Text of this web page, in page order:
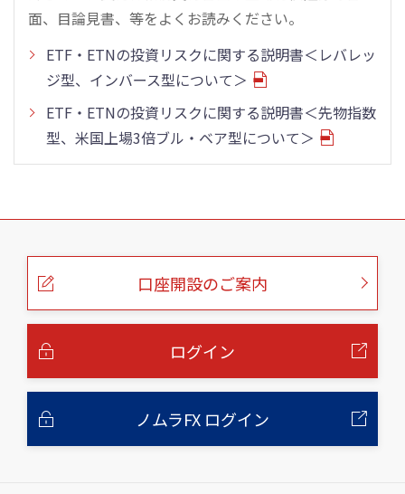
面、目論見書、等をよくお読みください。
ETF・ETNの投資リスクに関する説明書＜レバレッ
ジ型、インバース型について＞
ETF・ETNの投資リスクに関する説明書＜先物指数
型、米国上場3倍ブル・ベア型について＞
こ
口座開設のご案内
ログイン
ノムラFX ログイン